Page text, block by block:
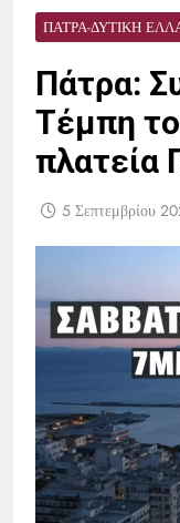
ΠΆΤΡΑ-ΔΥΤΙΚΉ
Πάτρα:
Τέμπη
πλατεία
5 Σεπτεμβρίου